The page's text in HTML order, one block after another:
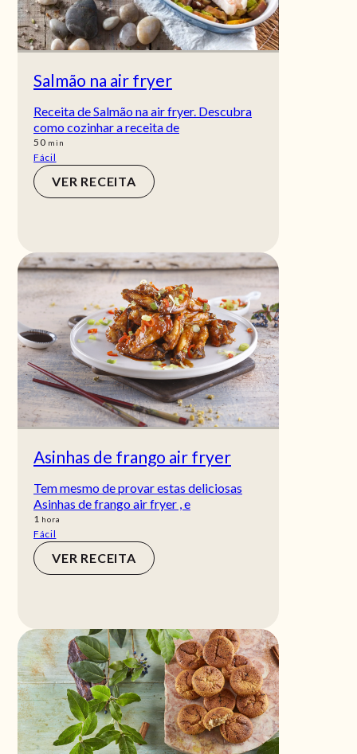
Salmão na air fryer
Receita de Salmão na air fryer. Descubra
como cozinhar a receita de
50min
min
Fácil
VER RECEITA
Asinhas de frango air fryer
Tem mesmo de provar estas deliciosas
Asinhas de frango air fryer , e
1 hora
hora
Fácil
VER RECEITA